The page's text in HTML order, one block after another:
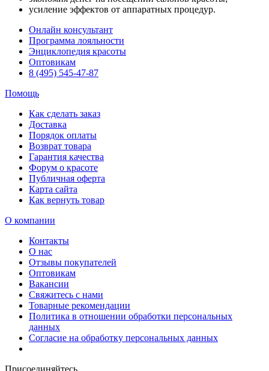
усиление эффектов от аппаратных процедур.
Онлайн консультант
Программа лояльности
Энциклопедия красоты
Оптовикам
8 (495) 545-47-87
Помощь
Как сделать заказ
Доставка
Порядок оплаты
Возврат товара
Гарантия качества
Форум о красоте
Публичная оферта
Карта сайта
Как вернуть товар
О компании
Контакты
О нас
Отзывы покупателей
Оптовикам
Вакансии
Свяжитесь с нами
Товарные рекомендации
Политика в отношении обработки персональных
данных
Согласие на обработку персональных данных
Присоединяйтесь